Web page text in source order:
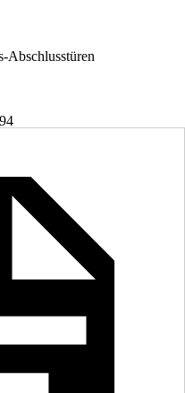
Abschlusstüren